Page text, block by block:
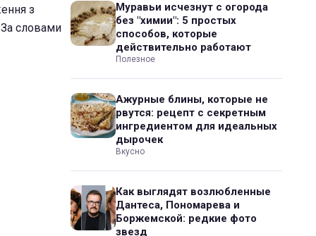
з
За словами
Муравьи исчезнут с огорода
без "химии": 5 простых
способов, которые
действительно работают
Полезное
Ажурные блины, которые не
рвутся: рецепт с секретным
ингредиентом для идеальных
дырочек
Вкусно
Как выглядят возлюбленные
Дантеса, Пономарева и
Боржемской: редкие фото
звезд